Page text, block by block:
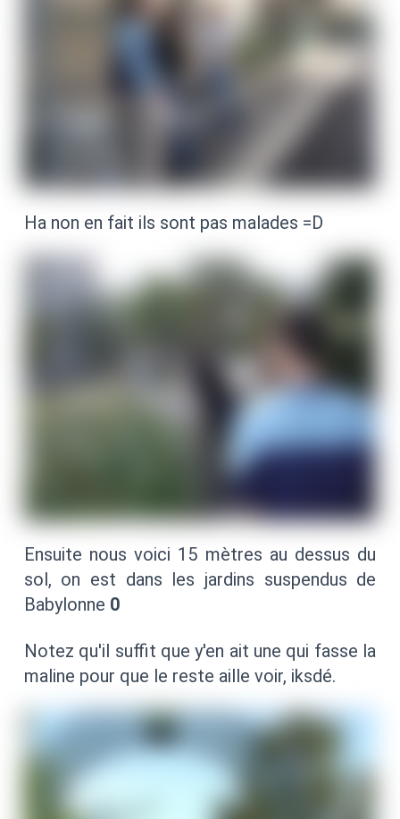
Ha non en fait ils sont pas malades =D
Ensuite nous voici 15 mètres au dessus du
sol, on est dans les jardins suspendus de
Babylonne 0
Notez qu'il suffit que y'en ait une qui fasse la
maline pour que le reste aille voir, iksdé.